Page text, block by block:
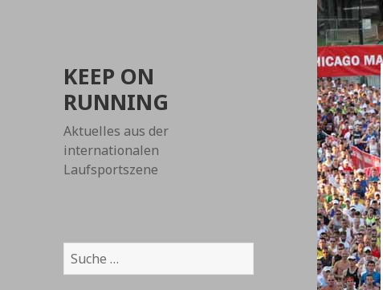
KEEP ON
RUNNING
Aktuelles aus der
internationalen
Laufsportszene
Suche
nach: